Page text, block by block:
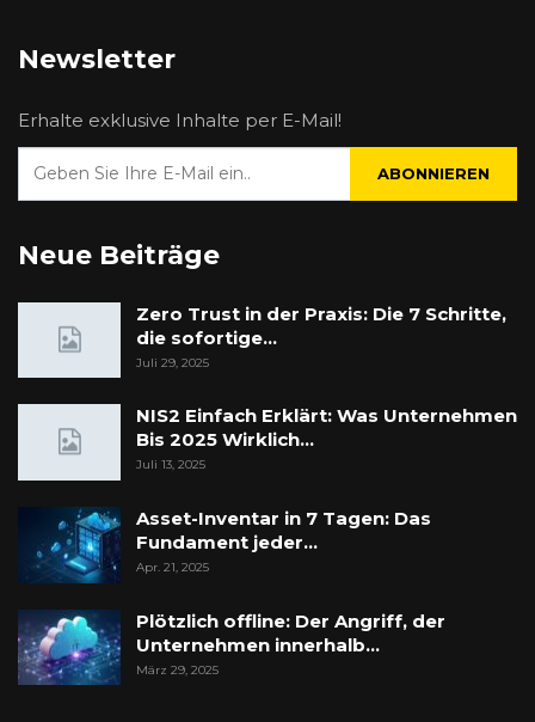
Newsletter
Erhalte exklusive Inhalte per E-Mail!
ABONNIEREN
Neue Beiträge
Zero Trust in der Praxis: Die 7 Schritte,
die sofortige…
Juli 29, 2025
NIS2 Einfach Erklärt: Was Unternehmen
Bis 2025 Wirklich…
Juli 13, 2025
Asset-Inventar in 7 Tagen: Das
Fundament jeder…
Apr. 21, 2025
Plötzlich offline: Der Angriff, der
Unternehmen innerhalb…
März 29, 2025